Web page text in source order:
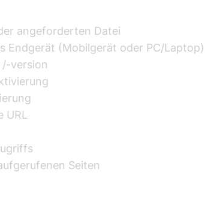
angeforderten Datei
Endgerät (Mobilgerät oder PC/Laptop)
version
URL
Seiten